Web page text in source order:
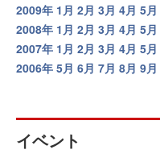
2009年 1月 2月 3月 4月 5月
2008年 1月 2月 3月 4月 5月
2007年 1月 2月 3月 4月 5月
2006年 5月 6月 7月 8月 9月
イベント